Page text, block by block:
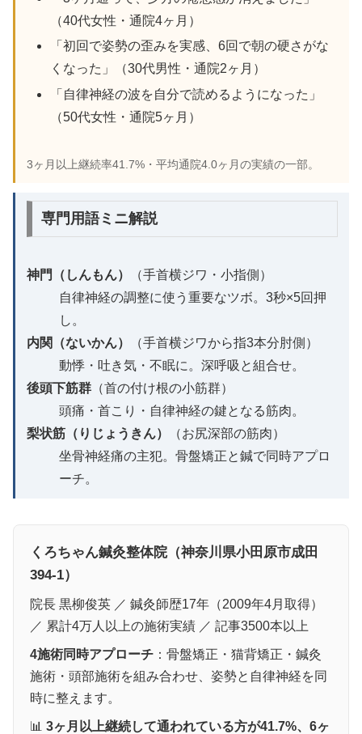
（40代女性・通院4ヶ月）
「初回で姿勢の歪みを実感、6回で朝の硬さがな
くなった」（30代男性・通院2ヶ月）
「自律神経の波を自分で読めるようになった」
（50代女性・通院5ヶ月）
3ヶ月以上継続率41.7%・平均通院4.0ヶ月の実績の一部。
専門用語ミニ解説
神門（しんもん）
（手首横ジワ・小指側）
自律神経の調整に使う重要なツボ。3秒×5回押
し。
内関（ないかん）
（手首横ジワから指3本分肘側）
動悸・吐き気・不眠に。深呼吸と組合せ。
後頭下筋群 （首の付け根の小筋群）
頭痛・首こり・自律神経の鍵となる筋肉。
梨状筋（りじょうきん）
（お尻深部の筋肉）
坐骨神経痛の主犯。骨盤矯正と鍼で同時アプロ
ーチ。
くろちゃん鍼灸整体院（神奈川県小田原市成田
394-1）
院長 黒柳俊英 ／ 鍼灸師歴17年（2009年4月取得）
／ 累計4万人以上の施術実績 ／ 記事3500本以上
4施術同時アプローチ ：骨盤矯正・猫背矯正・鍼灸
施術・頭部施術を組み合わせ、姿勢と自律神経を同
時に整えます。
📊 3ヶ月以上継続して通われている方が41.7%、6ヶ